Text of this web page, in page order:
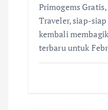
Primogems
Traveler, siap-
kembali
terbaru untuk